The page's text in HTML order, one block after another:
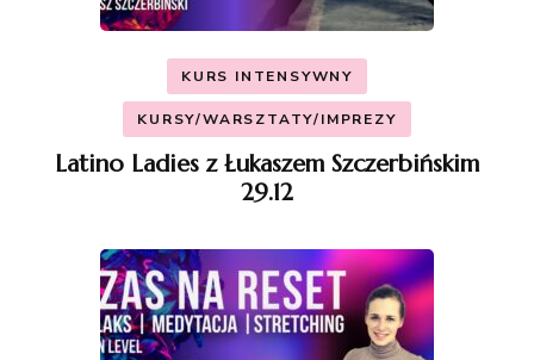
KURS INTENSYWNY
KURSY/WARSZTATY/IMPREZY
Latino Ladies z Łukaszem Szczerbińskim
29.12